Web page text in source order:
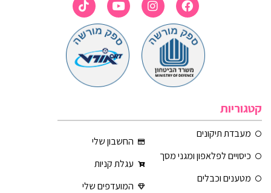
קטגוריות
מעבדת תיקונים
כיסויים לפלאפון ומגני מסך
מטענים וכבלים
החשבון שלי
עגלת קניות
המועדפים שלי